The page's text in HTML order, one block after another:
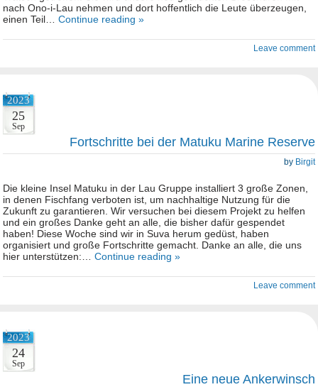
nach Ono-i-Lau nehmen und dort hoffentlich die Leute überzeugen,
einen Teil… Continue reading »
Leave comment
2023
25
Sep
Fortschritte bei der Matuku Marine Reserve
by Birgit
Die kleine Insel Matuku in der Lau Gruppe installiert 3 große Zonen,
in denen Fischfang verboten ist, um nachhaltige Nutzung für die
Zukunft zu garantieren. Wir versuchen bei diesem Projekt zu helfen
und ein großes Danke geht an alle, die bisher dafür gespendet
haben! Diese Woche sind wir in Suva herum gedüst, haben
organisiert und große Fortschritte gemacht. Danke an alle, die uns
hier unterstützen:… Continue reading »
Leave comment
2023
24
Sep
Eine neue Ankerwinsch